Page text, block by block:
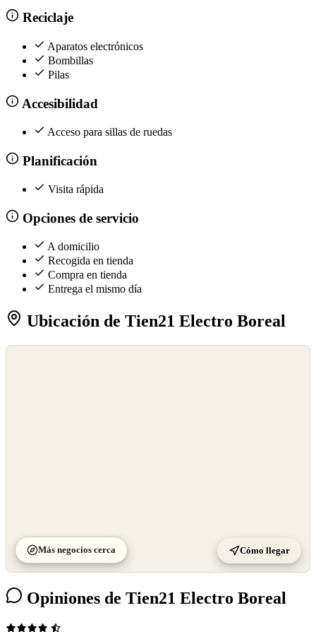
Reciclaje
Aparatos electrónicos
Bombillas
Pilas
Accesibilidad
Acceso para sillas de ruedas
Planificación
Visita rápida
Opciones de servicio
A domicilio
Recogida en tienda
Compra en tienda
Entrega el mismo día
Ubicación de Tien21 Electro Boreal
Más negocios cerca Cómo llegar
Opiniones de Tien21 Electro Boreal